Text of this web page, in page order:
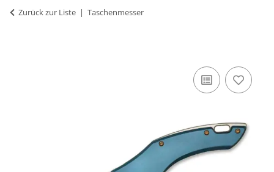
Zurück zur Liste Taschenmesser